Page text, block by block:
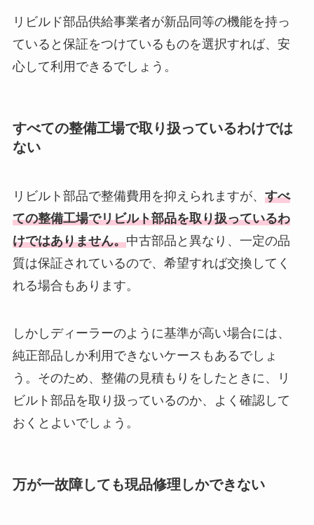
リビルド部品供給事業者が新品同等の機能を持っ
ていると保証をつけているものを選択すれば、安
心して利用できるでしょう。
すべての整備工場で取り扱っているわけでは
ない
リビルト部品で整備費用を抑えられますが、 すべ
ての整備工場でリビルト部品を取り扱っているわ
けではありません。中古部品と異なり、一定の品
質は保証されているので、希望すれば交換してく
れる場合もあります。
しかしディーラーのように基準が高い場合には、
純正部品しか利用できないケースもあるでしょ
う。そのため、整備の見積もりをしたときに、リ
ビルト部品を取り扱っているのか、よく確認して
おくとよいでしょう。
万が一故障しても現品修理しかできない